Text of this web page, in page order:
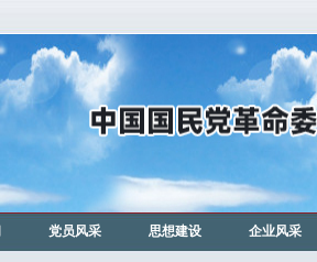
党员风采 思想建设 企业风采